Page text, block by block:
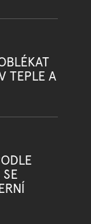
TEPLE A